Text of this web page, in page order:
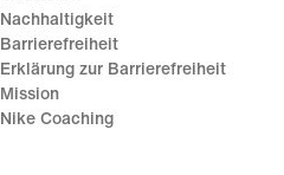
Nachhaltigkeit
Barrierefreiheit
Erklärung zur Barrierefreiheit
Mission
Nike Coaching